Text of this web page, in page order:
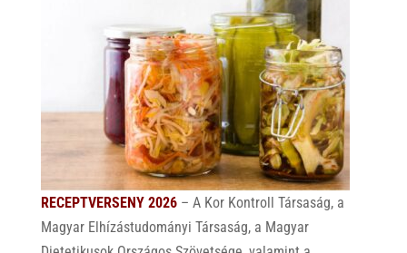
RECEPTVERSENY 2026– A Kor Kontroll Társaság, a
Magyar Elhízástudományi Társaság, a Magyar